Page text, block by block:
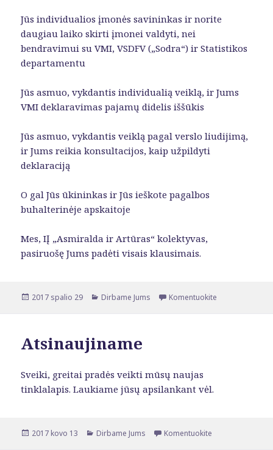
Jūs individualios įmonės savininkas ir norite
daugiau laiko skirti įmonei valdyti, nei
bendravimui su VMI, VSDFV („Sodra“) ir Statistikos
departamentu
Jūs asmuo, vykdantis individualią veiklą, ir Jums
VMI deklaravimas pajamų didelis iššūkis
Jūs asmuo, vykdantis veiklą pagal verslo liudijimą,
ir Jums reikia konsultacijos, kaip užpildyti
deklaraciją
O gal Jūs ūkininkas ir Jūs ieškote pagalbos
buhalterinėje apskaitoje
Mes, IĮ „Asmiralda ir Artūras“ kolektyvas,
pasiruošę Jums padėti visais klausimais.
Paskelbta
2017 spalio 29 Kategorijos
Dirbame Jums Komentuokite
Atsinaujiname
Sveiki, greitai pradės veikti mūsų naujas
tinklalapis. Laukiame jūsų apsilankant vėl.
Paskelbta
2017 kovo 13 Kategorijos
Dirbame Jums Komentuokite